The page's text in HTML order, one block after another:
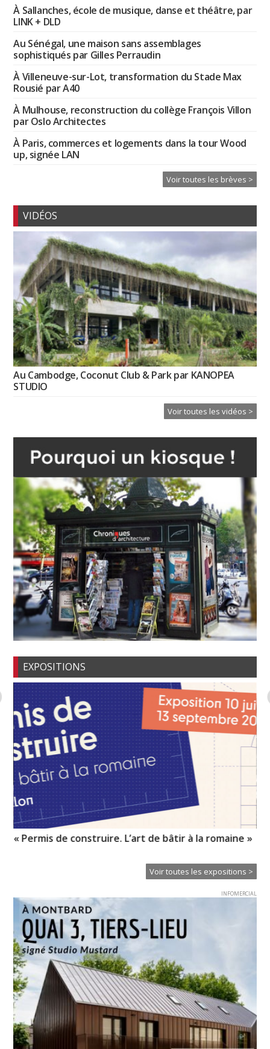
À Sallanches, école de musique, danse et théâtre, par
LINK + DLD
Au Sénégal, une maison sans assemblages
sophistiqués par Gilles Perraudin
À Villeneuve-sur-Lot, transformation du Stade Max
Rousié par A40
À Mulhouse, reconstruction du collège François Villon
par Oslo Architectes
À Paris, commerces et logements dans la tour Wood
up, signée LAN
Voir toutes les brèves >
VIDÉOS
Au Cambodge, Coconut Club & Park par KANOPEA
STUDIO
Voir toutes les vidéos >
EXPOSITIONS
« Permis de construire. L’art de bâtir à la romaine »
Voir toutes les expositions >
INFOMERCIAL